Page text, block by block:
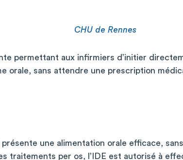
CHU de Rennes
permettant aux infirmiers d’initier
orale, sans attendre une prescription
présente une alimentation orale efficace,
traitements per os, l’IDE est autorisé à